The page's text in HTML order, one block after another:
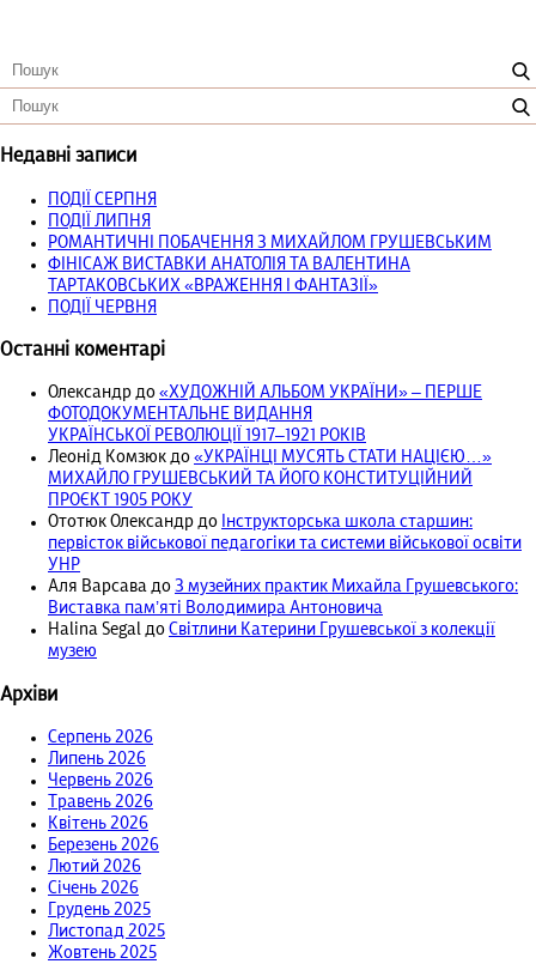
Недавні записи
ПОДІЇ СЕРПНЯ
ПОДІЇ ЛИПНЯ
РОМАНТИЧНІ ПОБАЧЕННЯ З МИХАЙЛОМ ГРУШЕВСЬКИМ
ФІНІСАЖ ВИСТАВКИ АНАТОЛІЯ ТА ВАЛЕНТИНА
ТАРТАКОВСЬКИХ «ВРАЖЕННЯ І ФАНТАЗІЇ»
ПОДІЇ ЧЕРВНЯ
Останні коментарі
Олександр до «ХУДОЖНІЙ АЛЬБОМ УКРАЇНИ» – ПЕРШЕ
ФОТОДОКУМЕНТАЛЬНЕ ВИДАННЯ
УКРАЇНСЬКОЇ РЕВОЛЮЦІЇ 1917‒1921 РОКІВ
Леонід Комзюк до «УКРАЇНЦІ МУСЯТЬ СТАТИ НАЦІЄЮ…»
МИХАЙЛО ГРУШЕВСЬКИЙ ТА ЙОГО КОНСТИТУЦІЙНИЙ
ПРОЄКТ 1905 РОКУ
Ототюк Олександр до Інструкторська школа старшин:
первісток військової педагогіки та системи військової освіти
УНР
Аля Варсава до З музейних практик Михайла Грушевського:
Виставка пам’яті Володимира Антоновича
Halina Segal до Світлини Катерини Грушевської з колекції
музею
Архіви
Серпень 2026
Липень 2026
Червень 2026
Травень 2026
Квітень 2026
Березень 2026
Лютий 2026
Січень 2026
Грудень 2025
Листопад 2025
Жовтень 2025